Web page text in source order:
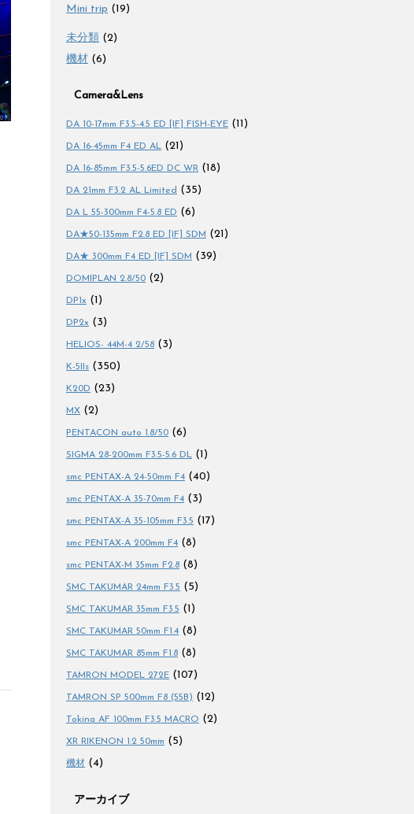
Mini trip (19)
未分類 (2)
機材 (6)
Camera&Lens
DA 10-17mm F3.5-4.5 ED [IF] FISH-EYE (11)
DA 16-45mm F4 ED AL (21)
DA 16-85mm F3.5-5.6ED DC WR (18)
DA 21mm F3.2 AL Limited (35)
DA L 55-300mm F4-5.8 ED (6)
DA★50-135mm F2.8 ED [IF] SDM (21)
DA★ 300mm F4 ED [IF] SDM (39)
DOMIPLAN 2.8/50 (2)
DP1x (1)
DP2x (3)
HELIOS- 44M-4 2/58 (3)
K-5IIs (350)
K20D (23)
MX (2)
PENTACON auto 1.8/50 (6)
SIGMA 28-200mm F3.5-5.6 DL (1)
smc PENTAX-A 24-50mm F4 (40)
smc PENTAX-A 35-70mm F4 (3)
smc PENTAX-A 35-105mm F3.5 (17)
smc PENTAX-A 200mm F4 (8)
smc PENTAX-M 35mm F2.8 (8)
SMC TAKUMAR 24mm F3.5 (5)
SMC TAKUMAR 35mm F3.5 (1)
SMC TAKUMAR 50mm F1.4 (8)
SMC TAKUMAR 85mm F1.8 (8)
TAMRON MODEL 272E (107)
TAMRON SP 500mm F8 (55B) (12)
Tokina AF 100mm F3.5 MACRO (2)
XR RIKENON 1:2 50mm (5)
機材 (4)
アーカイブ